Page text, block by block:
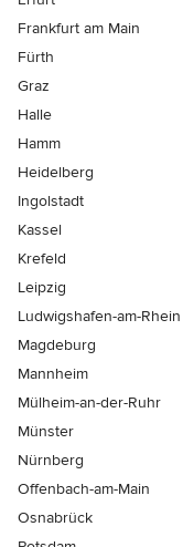
Frankfurt am Main
Fürth
Graz
Halle
Hamm
Heidelberg
Ingolstadt
Kassel
Krefeld
Leipzig
Ludwigshafen-am-Rhein
Magdeburg
Mannheim
Mülheim-an-der-Ruhr
Münster
Nürnberg
Offenbach-am-Main
Osnabrück